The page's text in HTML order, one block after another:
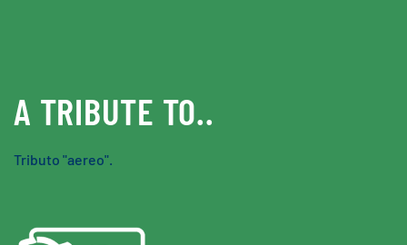
A TRIBUTE TO..
Tributo "aereo".